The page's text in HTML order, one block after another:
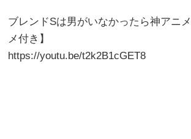
ブレンドSは男がいなかったら神アニ
メ付き】
https://youtu.be/t2k2B1cGET8